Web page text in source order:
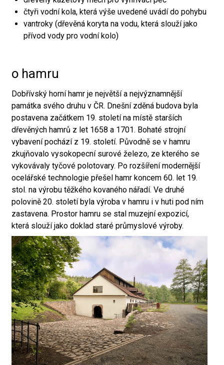
čtyři vodní kola, která výše uvedené uvádí do pohybu
vantroky (dřevěná koryta na vodu, která slouží jako
přívod vody pro vodní kolo)
o hamru
Dobřívský horní hamr je největší a nejvýznamnější
památka svého druhu v ČR. Dnešní zděná budova byla
postavena začátkem 19. století na místě starších
dřevěných hamrů z let 1658 a 1701. Bohaté strojní
vybavení pochází z 19. století. Původně se v hamru
zkujňovalo vysokopecní surové železo, ze kterého se
vykovávaly tyčové polotovary. Po rozšíření modernější
ocelářské technologie přešel hamr koncem 60. let 19.
stol. na výrobu těžkého kovaného nářadí. Ve druhé
polovině 20. století byla výroba v hamru i v huti pod ním
zastavena. Prostor hamru se stal muzejní expozicí,
která slouží jako doklad staré průmyslové výroby.